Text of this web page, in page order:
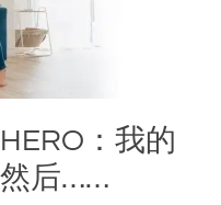
：我的
然后……